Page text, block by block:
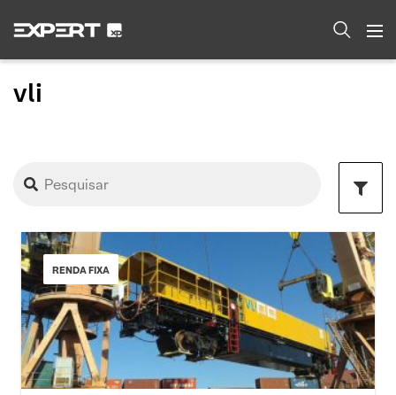
vli
RENDA FIXA